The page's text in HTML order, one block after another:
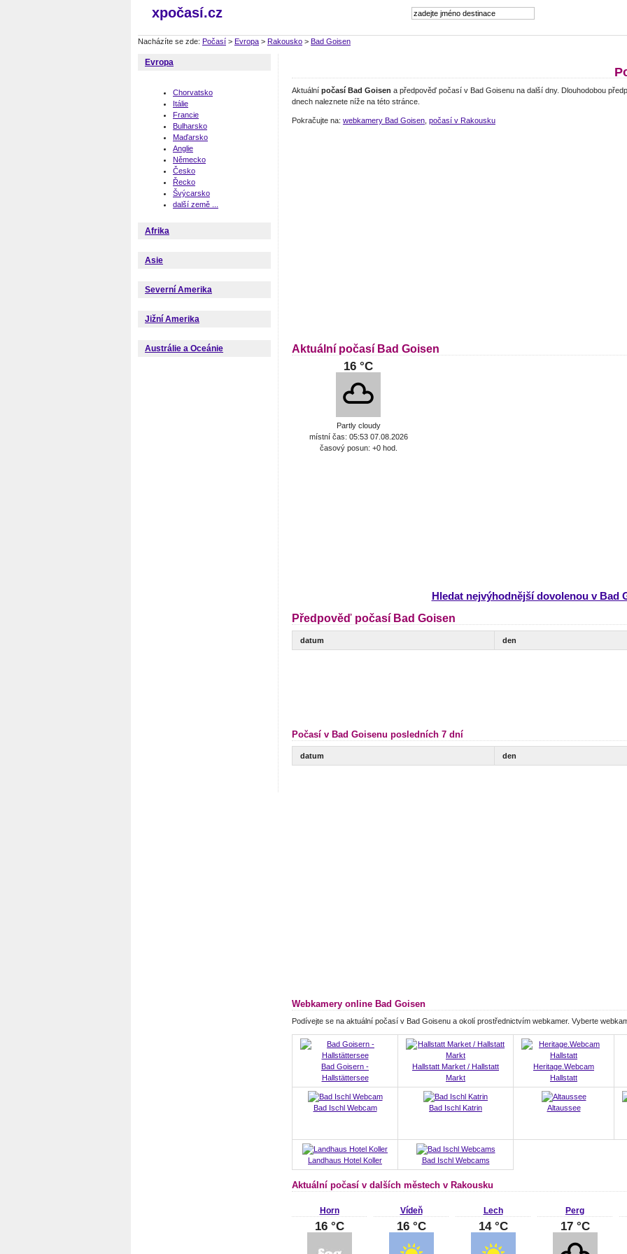
xpočasí.cz
Nacházíte se zde: Počasí > Evropa > Rakousko > Bad Goisen
Evropa
Chorvatsko
Itálie
Francie
Bulharsko
Maďarsko
Anglie
Německo
Česko
Řecko
Švýcarsko
další země ...
Afrika
Asie
Severní Amerika
Jižní Amerika
Austrálie a Oceánie
Aktuální počasí Bad Goisen a předpověď počasí v Bad Goisenu na další dny. Dlouhodobou
dnech naleznete níže na této stránce.
Pokračujte na: webkamery Bad Goisen počasí v Rakousku
Aktuální počasí Bad Goisen
16 °C
Partly cloudy
místní čas: 05:53 07.08.2026
časový posun: +0 hod.
Hledat nejvýhodnější dovolenou v Bad
Předpověď počasí Bad Goisen
datum den
Počasí v Bad Goisenu posledních 7 dní
datum den
Webkamery online Bad Goisen
Podívejte se na aktuální počasí v Bad Goisenu a okolí prostřednictvím webkamer. Vyberte
Bad Goisern -
Hallstättersee
Hallstatt Market / Hallstatt
Markt
Heritage.Webcam
Hallstatt
Bad Ischl Webcam Bad Ischl Katrin
Altaussee
Landhaus Hotel Koller Bad Ischl Webcams
Aktuální počasí v dalších městech v Rakousku
Horn
16 °C
Vídeň
16 °C
Lech
14 °C
Perg
17 °C